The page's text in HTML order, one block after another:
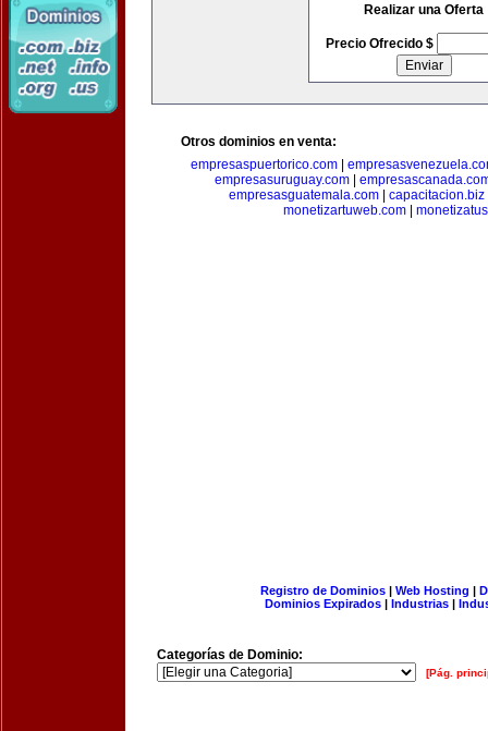
Realizar una Oferta
Precio Ofrecido $
Otros dominios en venta:
empresaspuertorico.com
empresasuruguay.com|
empresasguatemala.com
capacitacion.biz
monetizartuweb.com|
Registro de Dominios| Web Hosting |
Dominios Expirados | Industrias |
Categorías de Dominio:
[Pág.